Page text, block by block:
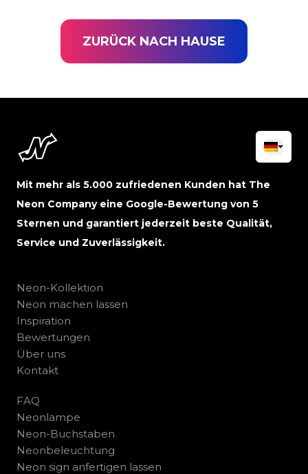
ZURÜCK NACH HAUSE
Mit mehr als 5.000 zufriedenen Kunden hat The
Neon Company eine Google-Bewertung von 5
Sternen und garantiert jederzeit beste Qualität,
Service und Zuverlässigkeit.
Neon-Kollektion
Neon machen lassen
Inspiration
Bewertungen
Über uns
Kontakt
FAQ
Neonlampe
Neon-Buchstaben
Neonbeleuchtung
Neon sign anfertigen lassen